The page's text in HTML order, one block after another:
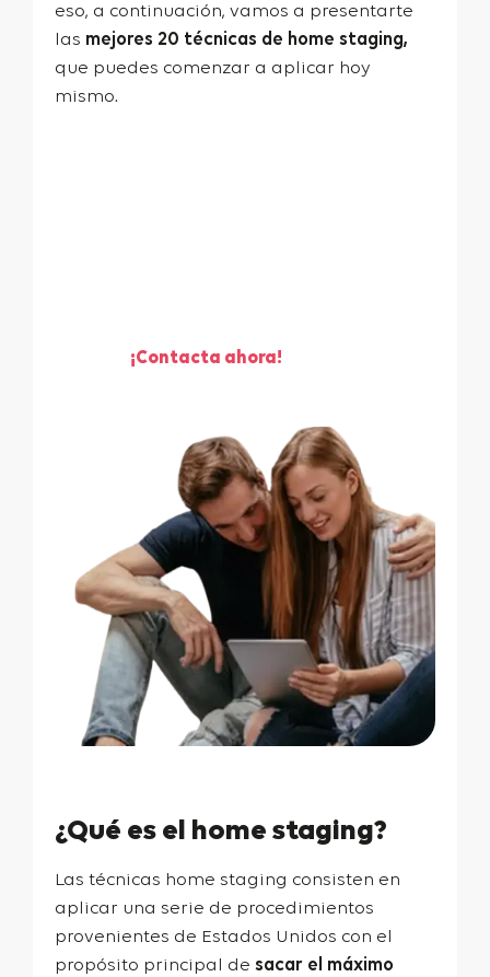
eso, a continuación, vamos a presentarte
las mejores 20 técnicas de home staging,
que puedes comenzar a aplicar hoy
mismo.
¡Contacta ahora!
¿Qué es el home staging?
Las técnicas home staging consisten en
aplicar una serie de procedimientos
provenientes de Estados Unidos con el
propósito principal de sacar el máximo